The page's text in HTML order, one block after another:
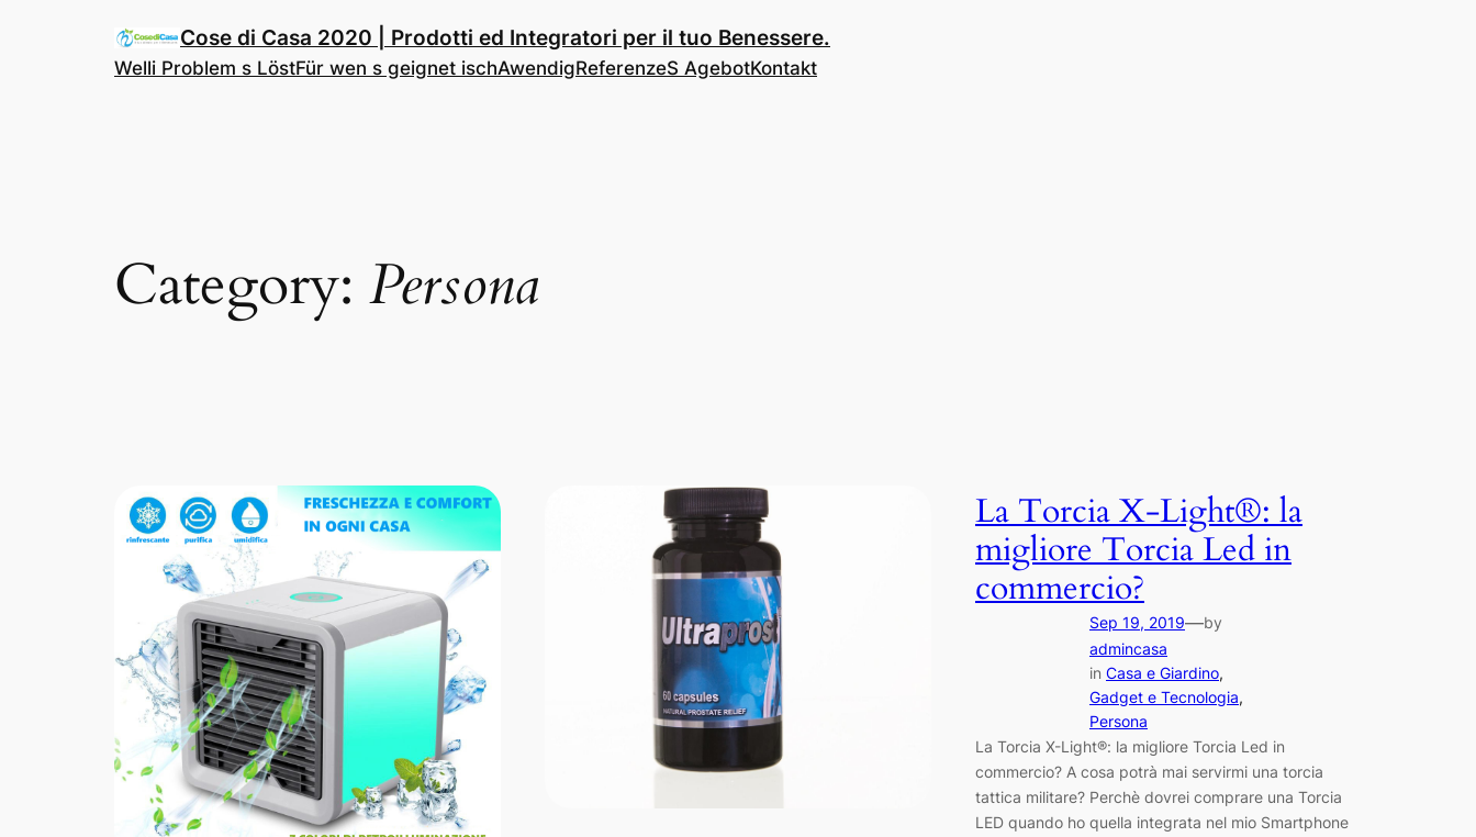
Cose di Casa 2020 | Prodotti ed Integratori per il tuo Benessere.
Welli Problem s LöstFür wen s geignet ischAwendigReferenzeS AgebotKontakt
Category: Persona
La Torcia X-Light®: la
migliore Torcia Led in
commercio?
Sep 19, 2019—by
admincasa
in Casa e Giardino
Gadget e Tecnologia
Persona
La Torcia X-Light®: la migliore Torcia Led in
commercio? A cosa potrà mai servirmi una torcia
tattica militare? Perchè dovrei comprare una Torcia
LED quando ho quella integrata nel mio Smartphone